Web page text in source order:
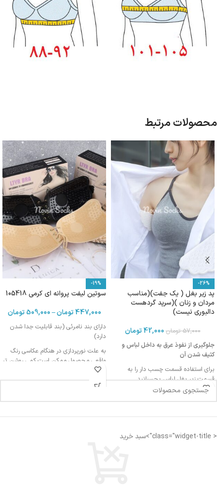
محصولات مرتبط
-26%
پد زیر بغل ( یک جفت)(مناسب
مردان و زنان )(سرپد گردهست
دالبوری نیست)
57,000 تومان 42,000تومان
جلوگیری از نفوذ عرق به داخل لباس و
کثیف شدن آن
برای استفاده قسمت چسب دار را به
قسمت زیر بغل لباس بچسبانید
برای آشنایی با شیوه استفاده ویدیو زیر را
مشاهده کنید
قابل استفاده برای خانم ها و آقایان
-19%
سوتین لیفت پروانه ای کرمی 105418
447,000تومان–
509,000 تومان
دارای بند نامرئی (بند قابلیت جدا شدن
دارد)
به علت نورپردازی در هنگام عکاسی رنگ
واقعی محصول ممکن است کمی روشن تر
یا تیره تر باشد
< class="widget-title">سبد خرید